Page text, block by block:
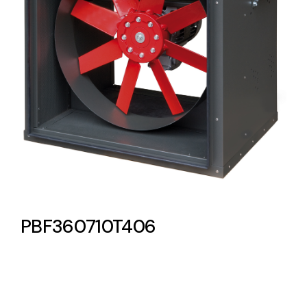
Lighting and Electrical
Equipment
Complete solutions in lighting and electrical
material for each project and need
Amplia gama de ventiladores y equipos de
PBF360710T406